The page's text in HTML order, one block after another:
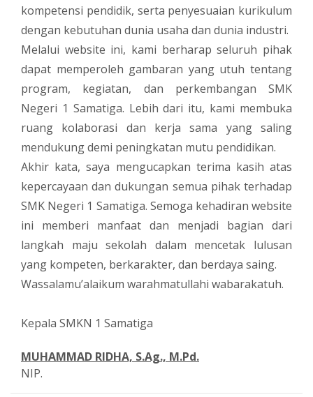
kompetensi pendidik, serta penyesuaian kurikulum
dengan kebutuhan dunia usaha dan dunia industri.
Melalui website ini, kami berharap seluruh pihak
dapat memperoleh gambaran yang utuh tentang
program, kegiatan, dan perkembangan SMK
Negeri 1 Samatiga. Lebih dari itu, kami membuka
ruang kolaborasi dan kerja sama yang saling
mendukung demi peningkatan mutu pendidikan.
Akhir kata, saya mengucapkan terima kasih atas
kepercayaan dan dukungan semua pihak terhadap
SMK Negeri 1 Samatiga. Semoga kehadiran website
ini memberi manfaat dan menjadi bagian dari
langkah maju sekolah dalam mencetak lulusan
yang kompeten, berkarakter, dan berdaya saing.
Wassalamu’alaikum warahmatullahi wabarakatuh.
Kepala SMKN 1 Samatiga
MUHAMMAD RIDHA, S.Ag., M.Pd.
NIP.